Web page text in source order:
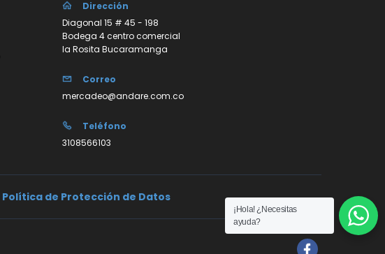
¡Hola! ¿Necesitas
ayuda?
Dirección
Diagonal 15 # 45 - 198
Bodega 4 centro comercial
la Rosita Bucaramanga
Correo
mercadeo@andare.com.co
Teléfono
3108566103
Política de Protección de Datos